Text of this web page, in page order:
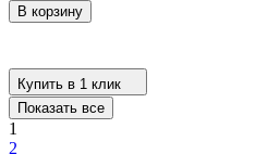
В корзину
Купить в 1 клик
Показать все
1
2